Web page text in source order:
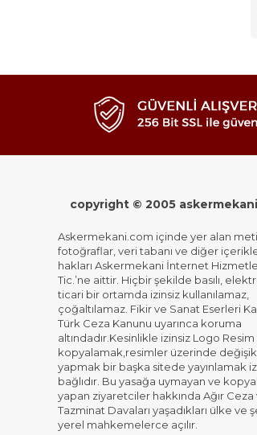
copyright © 2005
Askermekani.com içinde yer alan
fotoğraflar, veri tabanı ve diğer
hakları Askermekani İnternet
Tic.’ne aittir. Hiçbir şekilde basılı,
ticari bir ortamda izinsiz kullanılamaz,
çoğaltılamaz. Fikir ve Sanat Eserleri
Türk Ceza Kanunu uyarınca koruma
altındadır.Kesinlikle izinsiz Logo
kopyalamak,resimler üzerinde
yapmak bir başka sitede yayınlamak
bağlıdır. Bu yasağa uymayan ve
yapan ziyaretciler hakkında Ağır Ceza
Tazminat Davaları yaşadıkları ülke ve
yerel mahkemelerce açılır.